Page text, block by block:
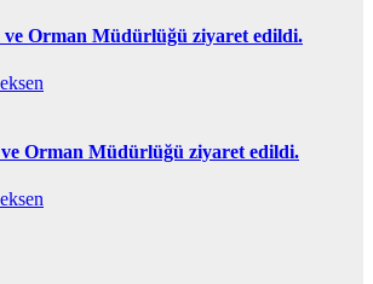
ve Orman Müdürlüğü ziyaret edildi.
Orman Müdürlüğü ziyaret edildi.